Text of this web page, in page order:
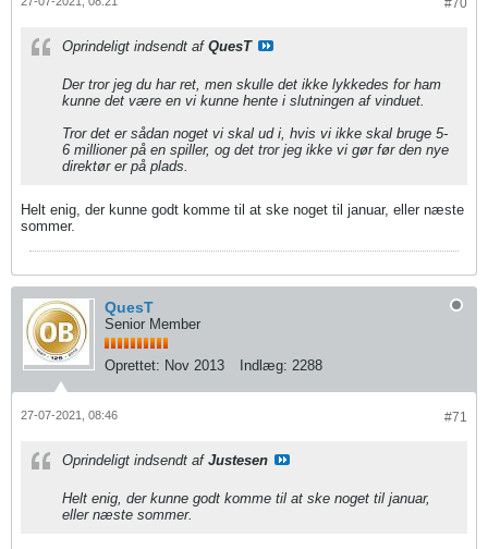
#70
Oprindeligt indsendt af QuesT
Der tror jeg du har ret, men skulle det ikke lykkedes for ham
kunne det være en vi kunne hente i slutningen af vinduet.
Tror det er sådan noget vi skal ud i, hvis vi ikke skal bruge 5-
6 millioner på en spiller, og det tror jeg ikke vi gør før den nye
direktør er på plads.
Helt enig, der kunne godt komme til at ske noget til januar, eller næste
sommer.
QuesT
Senior Member
Oprettet: Nov 2013 Indlæg: 2288
#71
27-07-2021, 08:46
Oprindeligt indsendt af Justesen
Helt enig, der kunne godt komme til at ske noget til januar,
eller næste sommer.